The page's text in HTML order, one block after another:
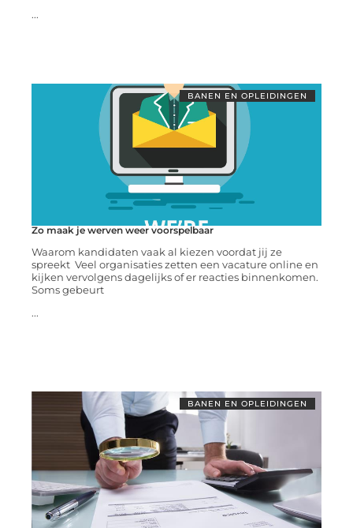
...
BANEN EN OPLEIDINGEN
Zo maak je werven weer voorspelbaar
Waarom kandidaten vaak al kiezen voordat jij ze
spreekt Veel organisaties zetten een vacature online en
kijken vervolgens dagelijks of er reacties binnenkomen.
Soms gebeurt
...
BANEN EN OPLEIDINGEN